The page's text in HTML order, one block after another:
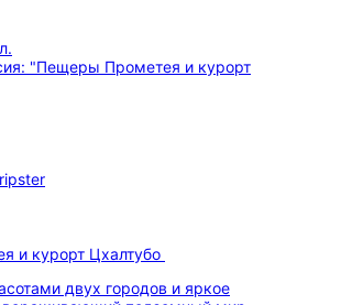
и курорт Цхалтубо
двух городов и яркое